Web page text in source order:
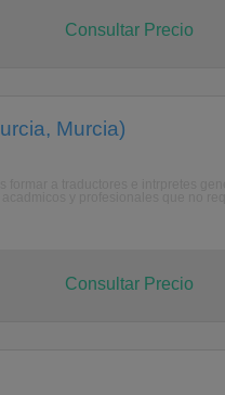
Consultar Precio
Murcia)
Consultar Precio